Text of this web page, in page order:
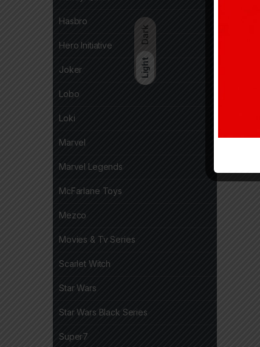
Dark
Light
Hasbro
Hero Initiative
Joker
Lobo
Loki
Marvel
Marvel Legends
McFarlane Toys
Mezco
Movies & Tv Series
Scarlet Witch
Star Wars
Star Wars Black Series
Super7